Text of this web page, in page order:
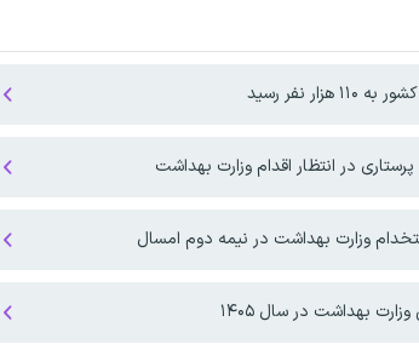
نفر رسید
در انتظار اقدام وزارت بهداشت
وزارت بهداشت در نیمه دوم امسال
بهداشت در سال ۱۴۰۵